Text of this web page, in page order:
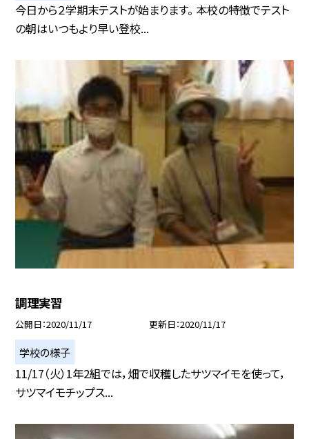
今日から２学期末テストが始まります。 本校の特徴でテスト
の朝はいつもより早い登校...
調理実習
公開日 2020/11/17 更新日 2020/11/17
学校の様子
11/17（火）1年2組では，畑で収穫したサツマイモを使って，
サツマイモチップス...